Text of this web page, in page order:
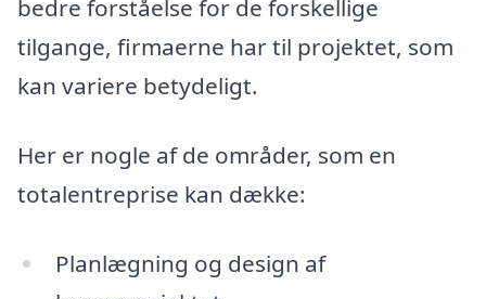
bedre forståelse for de forskellige
tilgange, firmaerne har til projektet, som
kan variere betydeligt.
Her er nogle af de områder, som en
totalentreprise kan dække:
Planlægning og design af